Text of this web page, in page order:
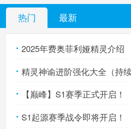
热门 最新
2025年费奥菲利娅精灵介绍
精灵神谕进阶强化大全（持续
【巅峰】S1赛季正式开启！
S1起源赛季战令即将开启！